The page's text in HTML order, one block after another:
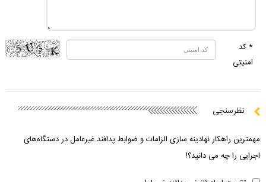
* کد
امنیتی
نظرسنجی
مهمترین راهکار نهادینه سازی الزامات و ضوابط پدافند غیرعامل در دستگاه‌های
اجرایی را چه می دانید؟!